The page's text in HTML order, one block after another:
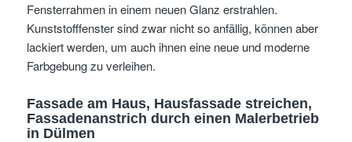
Fensterrahmen in einem neuen Glanz erstrahlen.
Kunststofffenster sind zwar nicht so anfällig, können aber
lackiert werden, um auch ihnen eine neue und moderne
Farbgebung zu verleihen.
Fassade am Haus, Hausfassade streichen,
Fassadenanstrich durch einen Malerbetrieb
in Dülmen